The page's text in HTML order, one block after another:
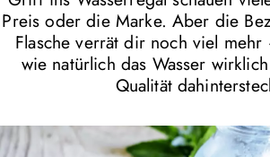
Preis oder die Marke. Aber die
Flasche verrät dir noch viel
wie natürlich das Wasser
Qualität